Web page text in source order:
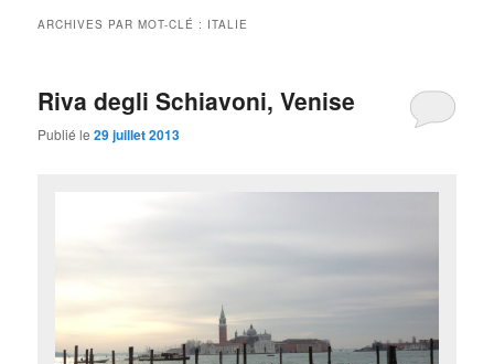
ARCHIVES PAR MOT-CLÉ : ITALIE
Riva degli Schiavoni, Venise
Publié le29 juillet 2013